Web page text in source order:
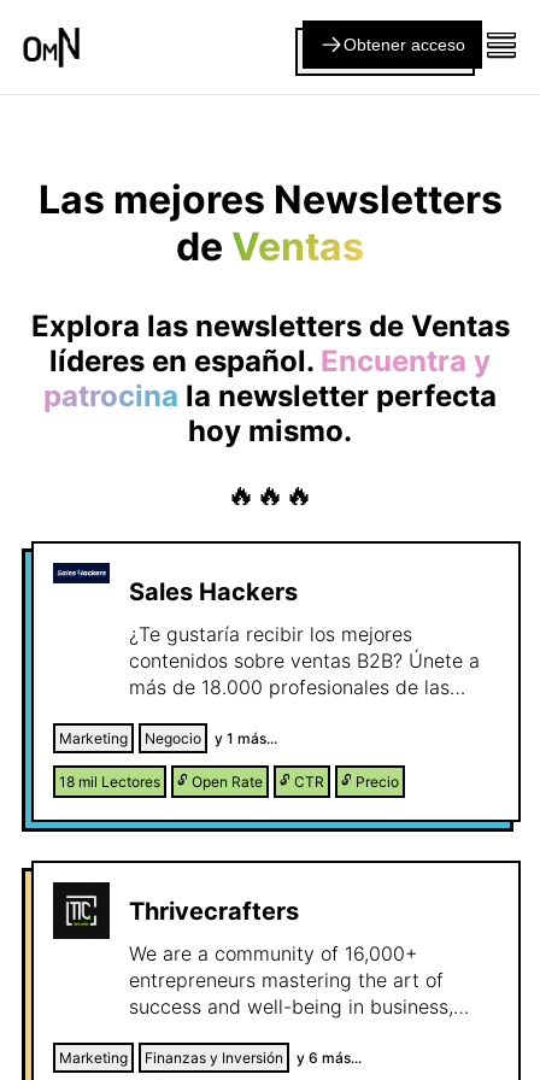
Obtener acceso
Las mejores Newsletters
de Ventas
Explora las newsletters de Ventas
líderes en español. Encuentra y
patrocina la newsletter perfecta
hoy mismo.
🔥🔥🔥
Sales Hackers
¿Te gustaría recibir los mejores
contenidos sobre ventas B2B? Únete a
más de 18.000 profesionales de las
negocios. Prometemos enviar sólo
contenidos que a nosotros mismos nos
gustaría leer.
Marketing Negocio y 1 más...
18 mil Lectores 🔓 Open Rate 🔓 CTR 🔓 Precio
Thrivecrafters
We are a community of 16,000+
entrepreneurs mastering the art of
success and well-being in business,
been growing strong since 2022!
Marketing Finanzas y Inversión y 6 más...